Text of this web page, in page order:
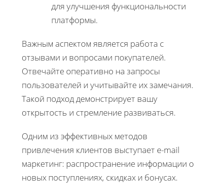
для улучшения функциональности
платформы.
Важным аспектом является работа с
отзывами и вопросами покупателей.
Отвечайте оперативно на запросы
пользователей и учитывайте их замечания.
Такой подход демонстрирует вашу
открытость и стремление развиваться.
Одним из эффективных методов
привлечения клиентов выступает e-mail
маркетинг: распространение информации о
новых поступлениях, скидках и бонусах.